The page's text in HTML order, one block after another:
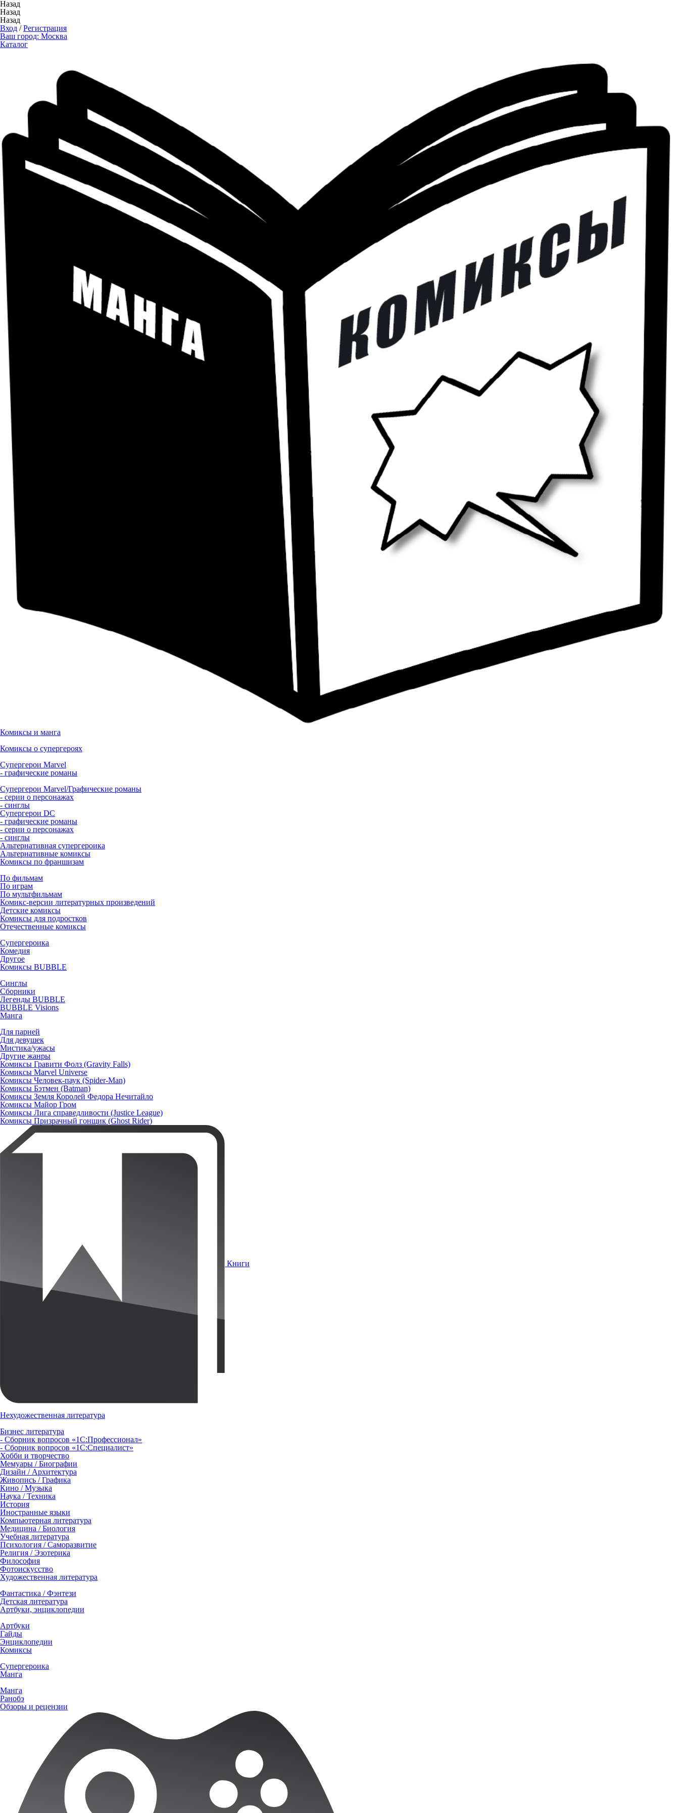
Назад
Назад
Назад
Вход /Регистрация
Ваш город: Москва
Каталог
Комиксы и манга
Комиксы о супергероях
Супергерои Marvel
- графические романы
Супергерои Marvel/Графические романы
- серии о персонажах
- синглы
Супергерои DC
- графические романы
- серии о персонажах
- синглы
Альтернативная супергероика
Альтернативные комиксы
Комиксы по франшизам
По фильмам
По играм
По мультфильмам
Комикс-версии литературных произведений
Детские комиксы
Комиксы для подростков
Отечественные комиксы
Супергероика
Комедия
Другое
Комиксы BUBBLE
Синглы
Сборники
Легенды BUBBLE
BUBBLE Visions
Манга
Для парней
Для девушек
Мистика/ужасы
Другие жанры
Комиксы Гравити Фолз (Gravity Falls)
Комиксы Marvel Universe
Комиксы Человек-паук (Spider-Man)
Комиксы Бэтмен (Batman)
Комиксы Земля Королей Федора Нечитайло
Комиксы Майор Гром
Комиксы Лига справедливости (Justice League)
Комиксы Призрачный гонщик (Ghost Rider)
Книги
Нехудожественная литература
Бизнес литература
- Сборник вопросов «1С:Профессионал»
- Сборник вопросов «1С:Специалист»
Хобби и творчество
Мемуары / Биографии
Дизайн / Архитектура
Живопись / Графика
Кино / Музыка
Наука / Техника
История
Иностранные языки
Компьютерная литература
Медицина / Биология
Учебная литература
Психология / Саморазвитие
Религия / Эзотерика
Философия
Фотоискусство
Художественная литература
Фантастика / Фэнтези
Детская литература
Артбуки, энциклопедии
Артбуки
Гайды
Энциклопедии
Комиксы
Супергероика
Манга
Манга
Ранобэ
Обзоры и рецензии